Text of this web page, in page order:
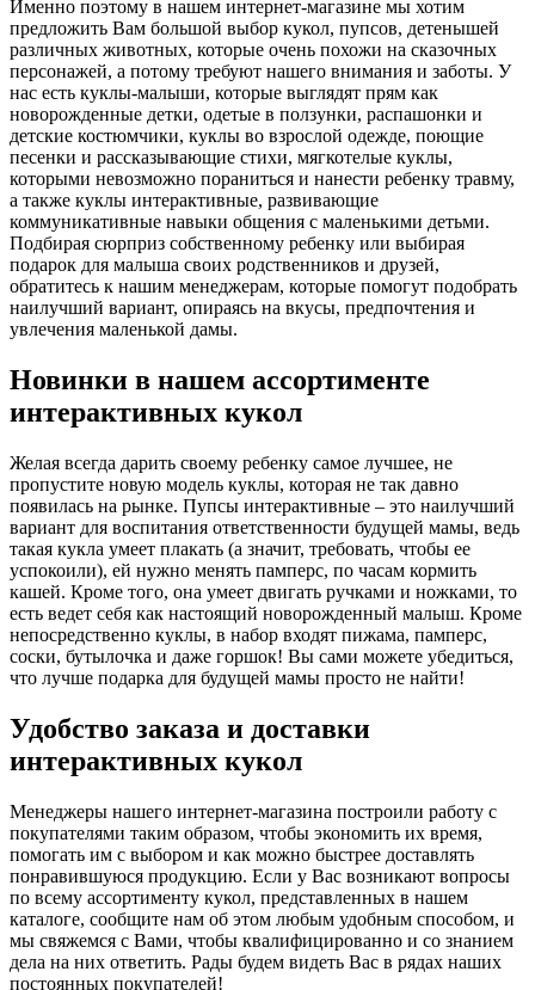
Именно поэтому в нашем интернет-магазине мы хотим
предложить Вам большой выбор кукол, пупсов, детенышей
различных животных, которые очень похожи на сказочных
персонажей, а потому требуют нашего внимания и заботы. У
нас есть куклы-малыши, которые выглядят прям как
новорожденные детки, одетые в ползунки, распашонки и
детские костюмчики, куклы во взрослой одежде, поющие
песенки и рассказывающие стихи, мягкотелые куклы,
которыми невозможно пораниться и нанести ребенку травму,
а также куклы интерактивные, развивающие
коммуникативные навыки общения с маленькими детьми.
Подбирая сюрприз собственному ребенку или выбирая
подарок для малыша своих родственников и друзей,
обратитесь к нашим менеджерам, которые помогут подобрать
наилучший вариант, опираясь на вкусы, предпочтения и
увлечения маленькой дамы.
Новинки в нашем ассортименте
интерактивных кукол
Желая всегда дарить своему ребенку самое лучшее, не
пропустите новую модель куклы, которая не так давно
появилась на рынке. Пупсы интерактивные – это наилучший
вариант для воспитания ответственности будущей мамы, ведь
такая кукла умеет плакать (а значит, требовать, чтобы ее
успокоили), ей нужно менять памперс, по часам кормить
кашей. Кроме того, она умеет двигать ручками и ножками, то
есть ведет себя как настоящий новорожденный малыш. Кроме
непосредственно куклы, в набор входят пижама, памперс,
соски, бутылочка и даже горшок! Вы сами можете убедиться,
что лучше подарка для будущей мамы просто не найти!
Удобство заказа и доставки
интерактивных кукол
Менеджеры нашего интернет-магазина построили работу с
покупателями таким образом, чтобы экономить их время,
помогать им с выбором и как можно быстрее доставлять
понравившуюся продукцию. Если у Вас возникают вопросы
по всему ассортименту кукол, представленных в нашем
каталоге, сообщите нам об этом любым удобным способом, и
мы свяжемся с Вами, чтобы квалифицированно и со знанием
дела на них ответить. Рады будем видеть Вас в рядах наших
постоянных покупателей!